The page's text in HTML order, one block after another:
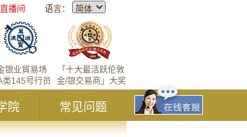
播间 语言：
「十大最活跃伦敦
金/银交易商」大奖
银业貿易场
类145号行员
院 常见问题